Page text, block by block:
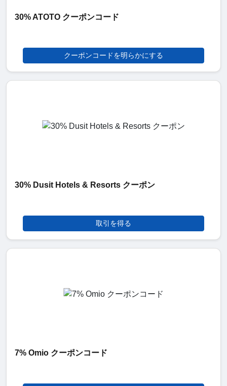
30% ATOTO クーポンコード
クーポンコードを明らかにする
30% Dusit Hotels & Resorts クーポン
取引を得る
7% Omio クーポンコード